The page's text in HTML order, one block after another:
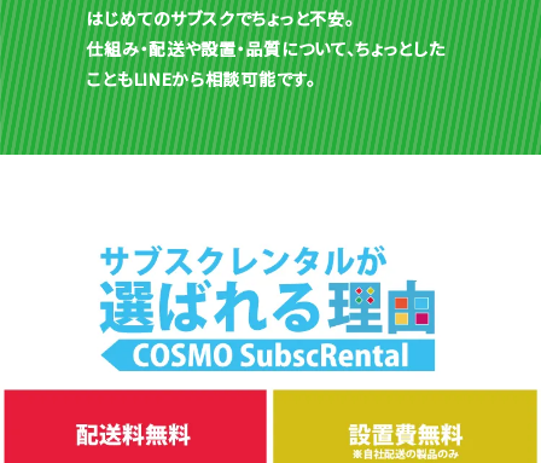
はじめてのサブスクでちょっと不安。
仕組み・配送や設置・品質について、ちょっとした
こともLINEから相談可能です。